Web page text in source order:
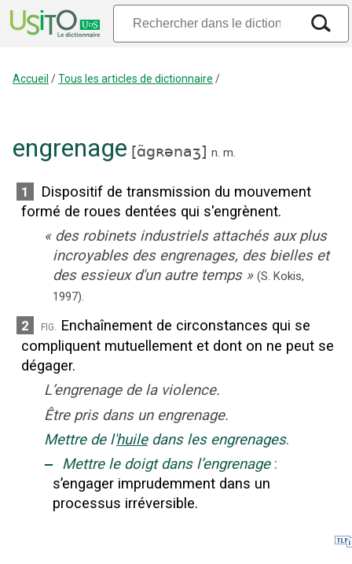
Accueil /Tous les articles de dictionnaire /
engrenage [ɑ̃gʀənaʒ] n. m.
1
Dispositif de transmission du mouvement
formé de roues dentées qui s'engrènent.
« des robinets industriels attachés aux plus
incroyables des engrenages, des bielles et
des essieux d'un autre temps » (S. Kokis,
1997).
2 fig. Enchaînement de circonstances qui se
compliquent mutuellement et dont on ne peut se
dégager.
L’engrenage de la violence.
Être pris dans un engrenage.
Mettre de l'huile dans les engrenages.
‒ Mettre le doigt dans l’engrenage :
s’engager imprudemment dans un
processus irréversible.